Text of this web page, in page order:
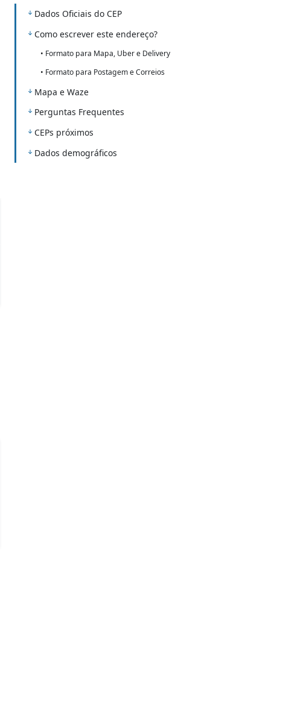
Dados Oficiais do CEP
Como escrever este endereço?
• Formato para Mapa, Uber e Delivery
• Formato para Postagem e Correios
Mapa e Waze
Perguntas Frequentes
CEPs próximos
Dados demográficos